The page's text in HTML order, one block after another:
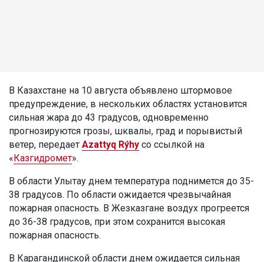
В Казахстане на 10 августа объявлено штормовое
предупреждение, в нескольких областях установится
сильная жара до 43 градусов, одновременно
прогнозируются грозы, шквалы, град и порывистый
ветер, передает Azattyq Rýhy со ссылкой на
«Казгидромет».
В области Улытау днем температура поднимется до 35-
38 градусов. По области ожидается чрезвычайная
пожарная опасность. В Жезказгане воздух прогреется
до 36-38 градусов, при этом сохранится высокая
пожарная опасность.
В Карагандинской области днем ожидается сильная